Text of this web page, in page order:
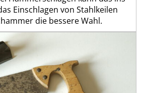
Einschlagen von Stahlkeilen
die bessere Wahl.